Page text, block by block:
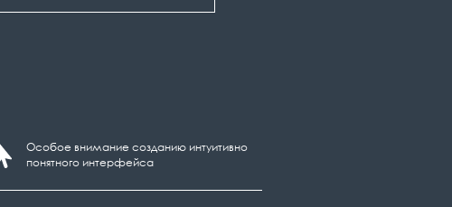
Особое внимание созданию интуитивно
понятного интерфейса